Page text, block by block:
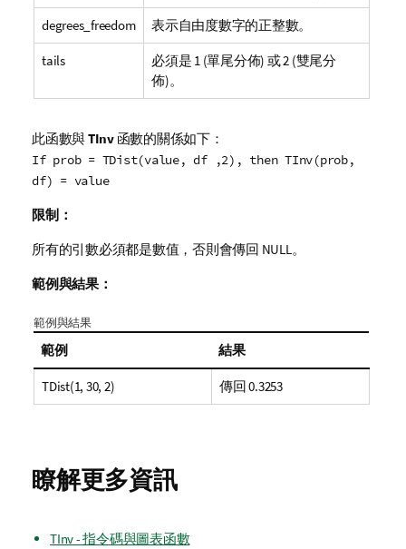
degrees_freedom 表示自由度數字的正整數。
tails
必須是 1 (單尾分佈) 或 2 (雙尾分
佈)。
此函數與TInv函數的關係如下：
If prob = TDist(value, df ,2), then TInv(prob,
df) = value
限制：
所有的引數必須都是數值，否則會傳回 NULL。
範例與結果：
範例與結果
範例 結果
TDist(1, 30, 2) 傳回 0.3253
瞭解更多資訊
TInv - 指令碼與圖表函數